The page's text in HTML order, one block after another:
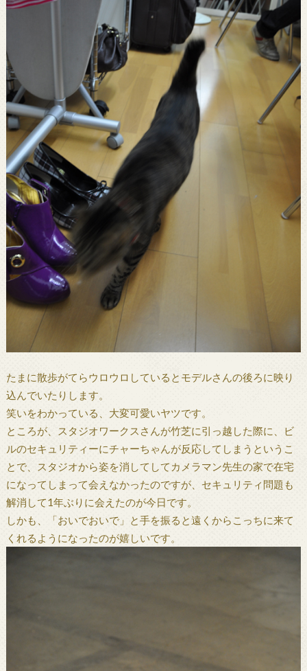
たまに散歩がてらウロウロしているとモデルさんの後ろに映り
込んでいたりします。
笑いをわかっている、大変可愛いヤツです。
ところが、スタジオワークスさんが竹芝に引っ越した際に、ビ
ルのセキュリティーにチャーちゃんが反応してしまうというこ
とで、スタジオから姿を消してしてカメラマン先生の家で在宅
になってしまって会えなかったのですが、セキュリティ問題も
解消して1年ぶりに会えたのが今日です。
しかも、「おいでおいで」と手を振ると遠くからこっちに来て
くれるようになったのが嬉しいです。